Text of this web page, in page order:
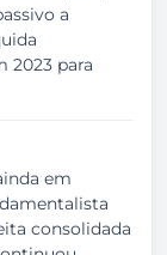
a
2023 para
em
consolidada